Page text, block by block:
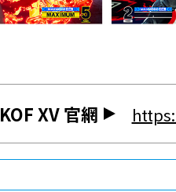
KOF XV 官網